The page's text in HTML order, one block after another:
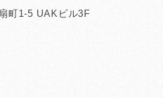
町1-5 UAKビル3F